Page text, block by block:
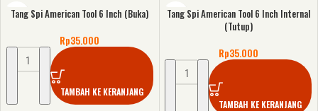
Tang Spi American Tool 6 Inch (Buka)
Rp35.000
TAMBAH KE KERANJANG
Tang Spi American Tool 6 Inch Internal
(Tutup)
Rp35.000
TAMBAH KE KERANJANG